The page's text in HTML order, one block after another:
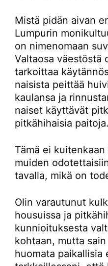
Mistä pidän aivan
Lumpurin
on nimenomaan
Valtaosa väestöstä
tarkoittaa
naisista peittää
kaulansa ja
naiset käyttävät
pitkähihaisia paitoja.
Tämä ei
muiden
tavalla, mikä on
Olin varautunut
housuissa ja
kunnioituksesta
kohtaan, mutta
huomata paikallisia